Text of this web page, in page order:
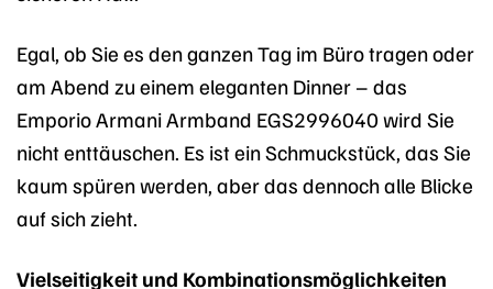
Egal, ob Sie es den ganzen Tag im Büro tragen oder
am Abend zu einem eleganten Dinner – das
Emporio Armani Armband EGS2996040 wird Sie
nicht enttäuschen. Es ist ein Schmuckstück, das Sie
kaum spüren werden, aber das dennoch alle Blicke
auf sich zieht.
Vielseitigkeit und Kombinationsmöglichkeiten